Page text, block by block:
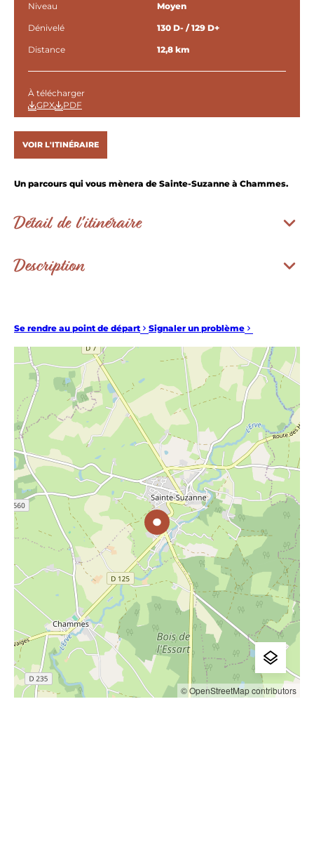
Un parcours qui vous mènera de Sainte-Suzanne à Chammes.
Détail de l'itinéraire
Description
Niveau Moyen
Dénivelé 130 D- / 129 D+
Distance 12,8 km
À télécharger
GPX
PDF
VOIR L'ITINÉRAIRE
Se rendre au point de départ Signaler un problème
© OpenStreetMap contributors